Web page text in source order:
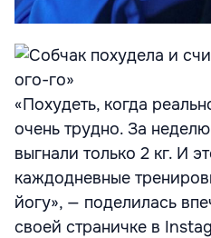
«Похудеть, когда
очень трудно. За
выгнали только 2 кг. И
каждодневные
йогу», — поделилась
своей страничке в